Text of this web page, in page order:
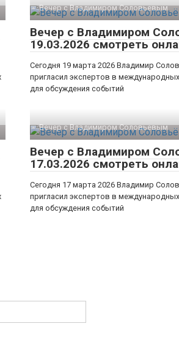
Вечер с Владимиром Соловьевым
Вечер с Владимиром
19.03.2026 смотреть
Сегодня 19 марта 2026 Владимир
пригласил экспертов в
для обсуждения событий
Вечер с Владимиром Соловьевым
Вечер с Владимиром
17.03.2026 смотреть
Сегодня 17 марта 2026 Владимир
пригласил экспертов в
для обсуждения событий